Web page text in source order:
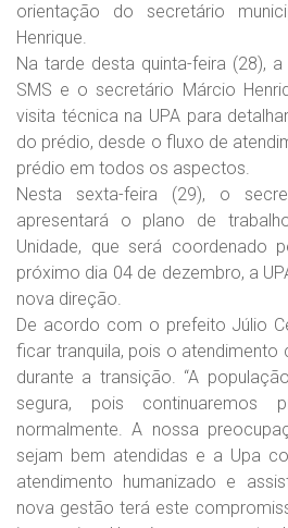
orientação do secretário
Henrique.
Na tarde desta quinta-feira (28),
SMS e o secretário Márcio
visita técnica na UPA para
do prédio, desde o fluxo de
prédio em todos os aspectos.
Nesta sexta-feira (29), o
apresentará o plano de
Unidade, que será coordenado
próximo dia 04 de dezembro, a
nova direção.
De acordo com o prefeito Júlio
ficar tranquila, pois o atendimento
durante a transição. “A
segura, pois continuaremos
normalmente. A nossa
sejam bem atendidas e a Upa
atendimento humanizado e
nova gestão terá este